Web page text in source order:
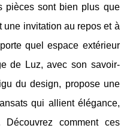
pièces sont bien plus que
invitation au repos et à
quel espace extérieur
de Luz, avec son savoir-
du design, propose une
qui allient élégance,
comment ces